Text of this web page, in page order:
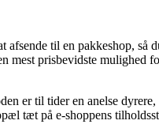
til en pakkeshop, så
mest prisbevidste mulighed
er til tider en anelse dyrere,
tæt på e-shoppens